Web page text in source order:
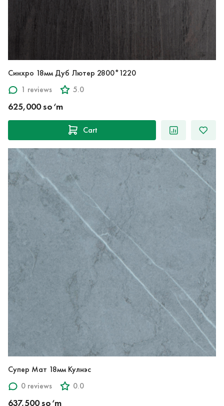
Синхро 18мм Дуб Лютер 2800*1220
1 reviews
5.0
625,000 so‘m
Cart
Супер Мат 18мм Кулнэс
0 reviews
0.0
637,500 so‘m